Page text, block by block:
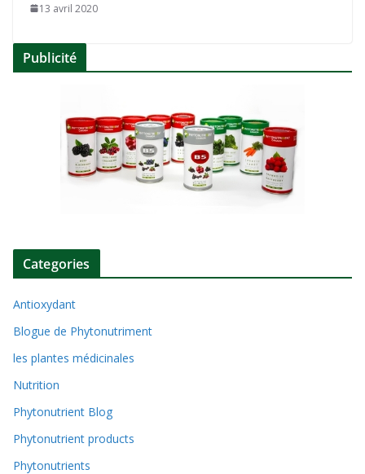
13 avril 2020
Publicité
Categories
Antioxydant
Blogue de Phytonutriment
les plantes médicinales
Nutrition
Phytonutrient Blog
Phytonutrient products
Phytonutrients